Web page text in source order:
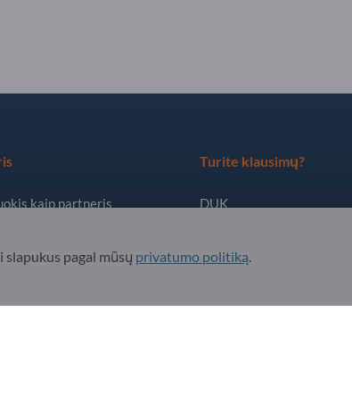
kaip partneris
Turite klausimų?
DUK
Apie mus
pagal mūsų privatumo politiką.